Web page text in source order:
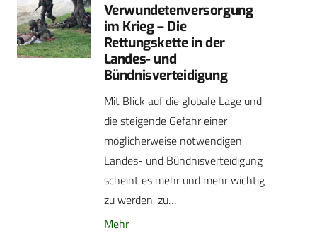
Verwundetenversorgung
im Krieg – Die
Rettungskette in der
Landes- und
Bündnisverteidigung
Mit Blick auf die globale Lage und
die steigende Gefahr einer
möglicherweise notwendigen
Landes- und Bündnisverteidigung
scheint es mehr und mehr wichtig
zu werden, zu…
Mehr